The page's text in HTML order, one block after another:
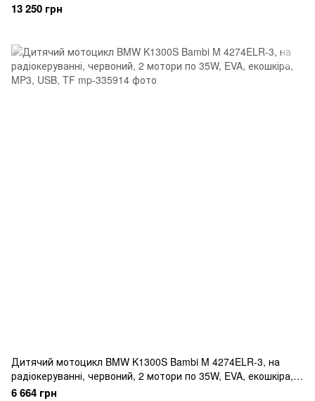
13 250 грн
Дитячий мотоцикл BMW K1300S Bambi M 4274ELR-3, на
радіокеруванні, червоний, 2 мотори по 35W, EVA, екошкіра,
MP3, USB, TF
6 664 грн